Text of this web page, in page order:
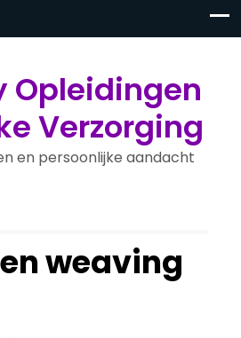
Opleidingen
Verzorging
en persoonlijke aandacht
weaving